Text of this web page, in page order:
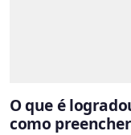
O que é
como